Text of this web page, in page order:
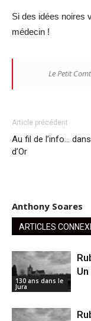
Si des idées noires
médecin !
Le Petit
Article précédent
Au fil de l’info…
d’Or
Anthony Soares
ARTICLES
130 ans dans le
Jura